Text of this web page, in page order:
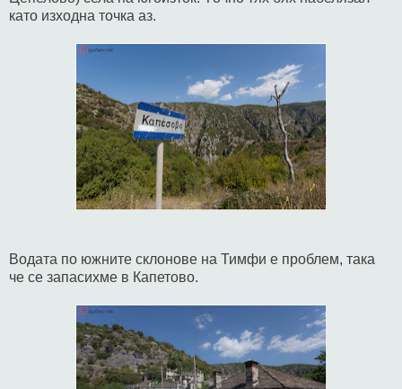
като изходна точка аз.
Водата по южните склонове на Тимфи е проблем, така
че се запасихме в Капетово.